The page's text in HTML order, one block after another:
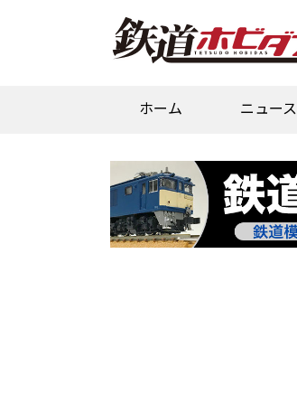
ホーム ニュース